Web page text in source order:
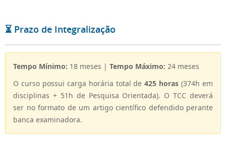
⏳ Prazo de Integralização
Tempo Mínimo: 18 meses | Tempo Máximo: 24 meses
O curso possui carga horária total de425 horas (374h em
disciplinas + 51h de Pesquisa Orientada). O TCC deverá
ser no formato de um artigo científico defendido perante
banca examinadora.